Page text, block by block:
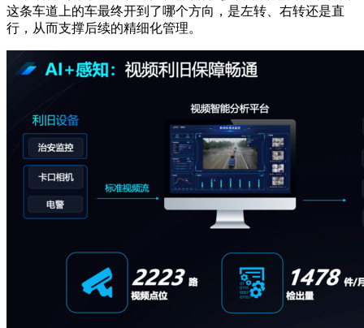
这条车道上的车最终开到了哪个方向，是左转、右转还是直
行，从而支撑后续的精细化管理。